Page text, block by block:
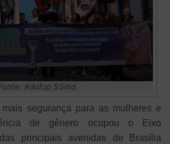
Adufop SSind.
segurança para as mulheres e
de gênero ocupou o Eixo
principais avenidas de Brasília